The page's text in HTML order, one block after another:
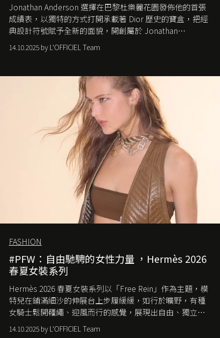
Jonathan Anderson 選擇在巴黎杜樂麗花園發佈他的首張
成績表，以獨特的方式打開承載著 Dior 歷史的寶盒，把經
典設計符號賦予全新的面貌，開創屬於 Jonathan
Anderson 的 Dior 時代。
14.10.2025 by L'OFFICIEL Team
FASHION
#PFW：自由馳騁的女性力量 ，Hermès 2026
春夏女裝系列
Hermès 2026 春夏女裝系列以「Free Rein」作為主題，模
特兒在鋪滿細沙的伸展台上步履緩緩，如行於曠野，有種
女騎士鬆開韁繩、迎風而行的感覺，展現出自由、獨立與
從容的態度。
14.10.2025 by L'OFFICIEL Team